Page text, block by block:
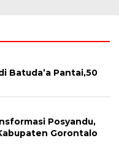
Batuda’a Pantai,50
Posyandu,
Gorontalo